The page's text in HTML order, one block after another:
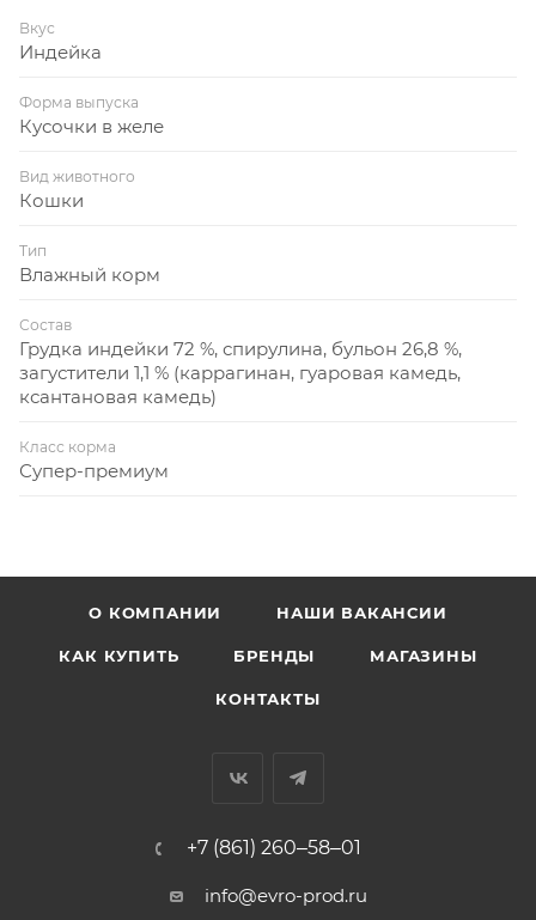
Вкус
Индейка
Форма выпуска
Кусочки в желе
Вид животного
Кошки
Тип
Влажный корм
Состав
Грудка индейки 72 %, спирулина, бульон 26,8 %,
загустители 1,1 % (каррагинан, гуаровая камедь,
ксантановая камедь)
Класс корма
Супер-премиум
О КОМПАНИИ НАШИ ВАКАНСИИ
КАК КУПИТЬ БРЕНДЫ МАГАЗИНЫ
КОНТАКТЫ
+7 (861) 260‒58‒01
info@evro-prod.ru